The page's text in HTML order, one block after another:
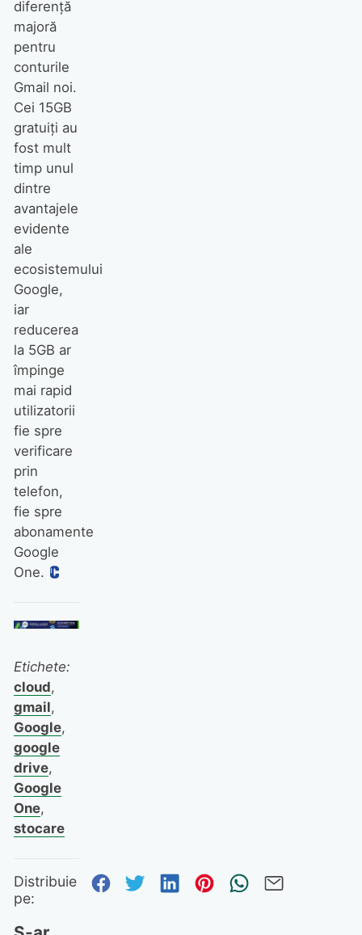
diferență
majoră
pentru
conturile
Gmail noi.
Cei 15GB
gratuiți au
fost mult
timp unul
dintre
avantajele
evidente
ale
ecosistemului
Google,
iar
reducerea
la 5GB ar
împinge
mai rapid
utilizatorii
fie spre
verificare
prin
telefon,
fie spre
abonamente
Google
One.
Etichete:
cloud,
gmail,
Google,
google
drive,
Google
One,
stocare
Distribuie
pe:
Distribuie pe Facebook
Distribuie pe Twitter
Distribuie pe
Distribuie pe
Trimite